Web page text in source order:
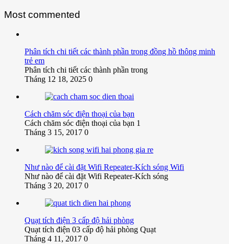
Most commented
Phân tích chi tiết các thành phần trong đồng hồ thông minh
trẻ em
Phân tích chi tiết các thành phần trong
Tháng 12 18, 2025 0
Cách chăm sóc điện thoại của bạn
Cách chăm sóc điện thoại của bạn 1
Tháng 3 15, 2017 0
Như nào để cài đặt Wifi Repeater-Kích sóng Wifi
Như nào để cài đặt Wifi Repeater-Kích sóng
Tháng 3 20, 2017 0
Quạt tích điện 3 cấp độ hải phòng
Quạt tích điện 03 cấp độ hải phòng Quạt
Tháng 4 11, 2017 0